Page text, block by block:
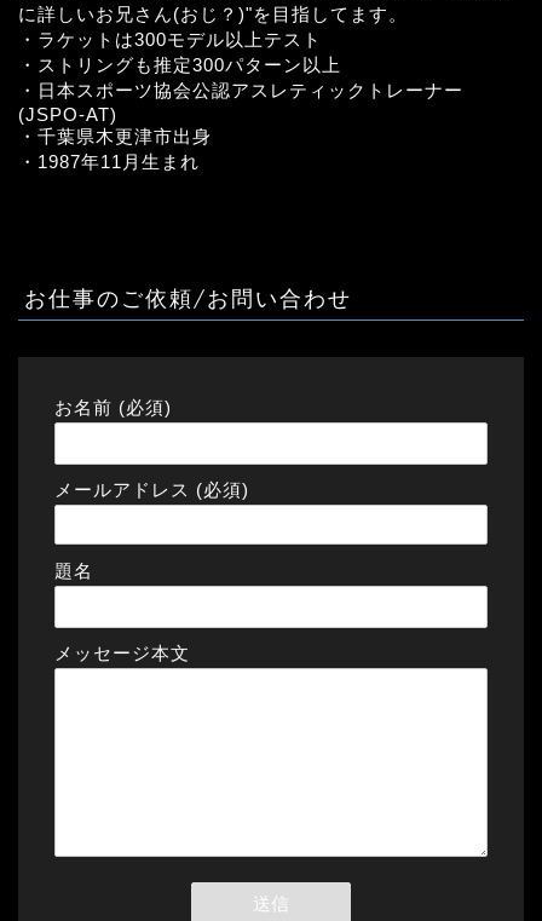
に詳しいお兄さん(おじ？)"を目指してます。
・ラケットは300モデル以上テスト
・ストリングも推定300パターン以上
・日本スポーツ協会公認アスレティックトレーナー
(JSPO-AT)
・千葉県木更津市出身
・1987年11月生まれ
お仕事のご依頼/お問い合わせ
お名前 (必須)
メールアドレス (必須)
題名
メッセージ本文